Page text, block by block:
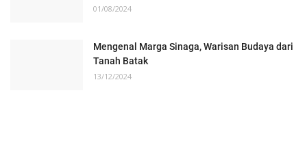
01/08/2024
Mengenal Marga Sinaga, Warisan Budaya dari
Tanah Batak
13/12/2024